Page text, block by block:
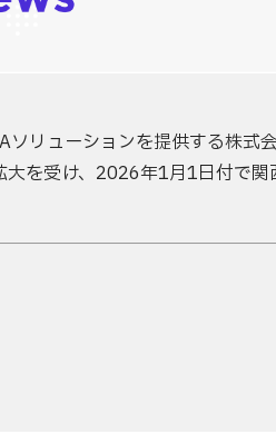
リューションを提供する株式
を受け、2026年1月1日付で関